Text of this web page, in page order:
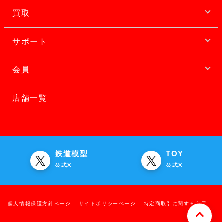
買取
サポート
会員
店舗一覧
鉄道模型
公式X
TOY
公式X
個人情報保護方針ページ サイトポリシーページ 特定商取引に関する表示